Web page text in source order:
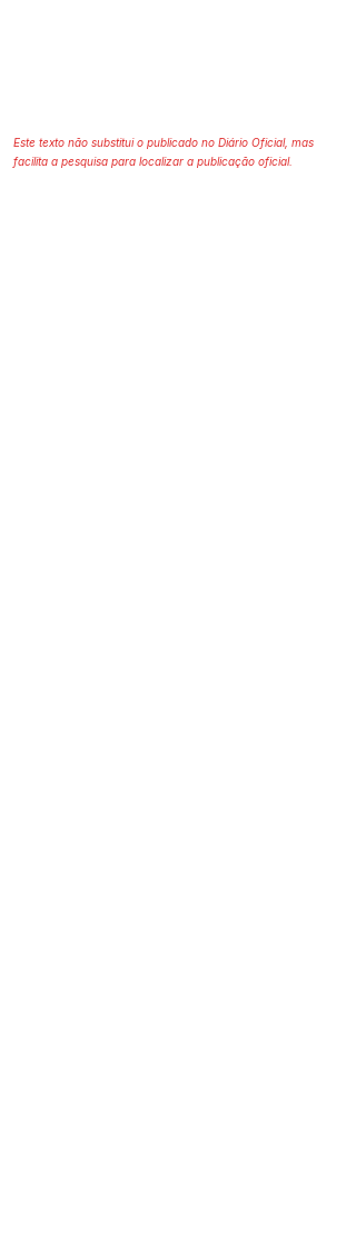
Este texto não substitui o publicado no Diário Oficial, mas
facilita a pesquisa para localizar a publicação oficial.